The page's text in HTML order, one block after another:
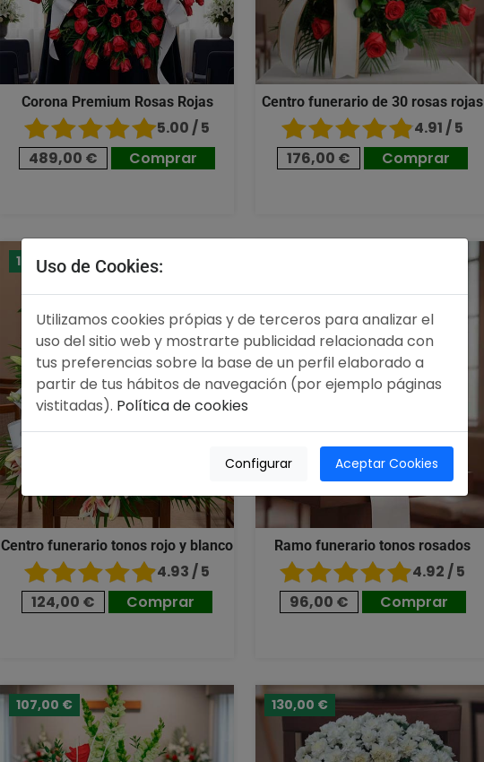
Corona Premium Rosas Rojas
5.00 / 5
489,00 €
Comprar
Centro funerario de 30 rosas rojas
4.91 / 5
176,00 €
Comprar
124,00 €
Centro funerario tonos rojo y blanco
4.93 / 5
124,00 €
Comprar
Ramo funerario tonos rosados
4.92 / 5
96,00 €
Comprar
107,00 € 130,00 €
Uso de Cookies:
Utilizamos cookies própias y de terceros para analizar el
uso del sitio web y mostrarte publicidad relacionada con
tus preferencias sobre la base de un perfil elaborado a
partir de tus hábitos de navegación (por ejemplo páginas
vistitadas). Política de cookies
Configurar Aceptar Cookies